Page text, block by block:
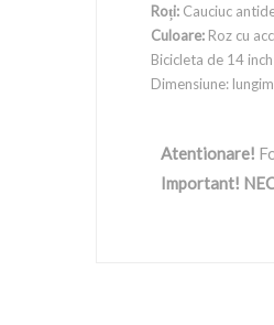
Roți: Cauciuc
Culoare: Roz cu
Bicicleta de 14
Dimensiune:
Atentionare!
Important!